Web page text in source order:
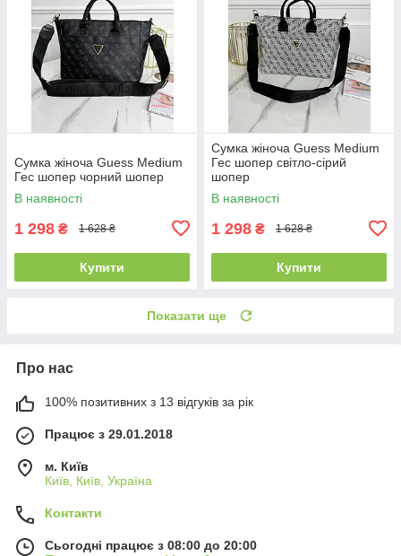
Сумка жіноча Guess Medium
Гес шопер чорний шопер
В наявності
1 298 ₴ 1 628 ₴
Купити
Сумка жіноча Guess Medium
Гес шопер світло-сірий
шопер
В наявності
1 298 ₴ 1 628 ₴
Купити
Показати ще
Про нас
100% позитивних з 13 відгуків за рік
Працює з 29.01.2018
м. Київ
Київ, Київ, Україна
Контакти
Сьогодні працює з 08:00 до 20:00